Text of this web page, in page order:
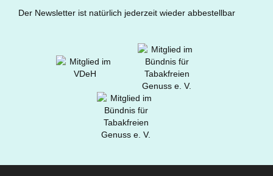
Der Newsletter ist natürlich jederzeit wieder abbestellbar